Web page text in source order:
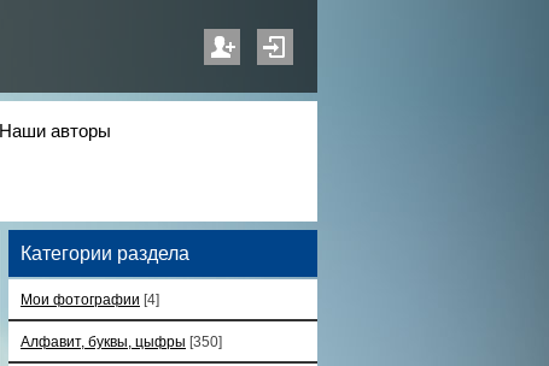
Наши авторы
Категории раздела
Мои фотографии [4]
Алфавит, буквы, цыфры [350]